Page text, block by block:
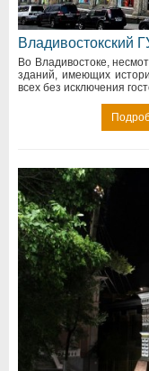
Владивостокский
Во Владивостоке,
зданий, имеющих
всех без исключения